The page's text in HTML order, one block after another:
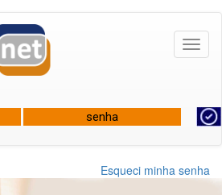
Esqueci minha senha